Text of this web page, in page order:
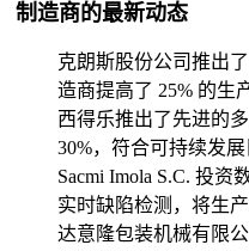
制造商的最新动态
克朗斯股份公司推出
造商提高了 25% 的生
西得乐推出了先进的
30%，符合可持续发展
Sacmi Imola S.C. 投
实时缺陷检测，将生产
达意隆包装机械有限